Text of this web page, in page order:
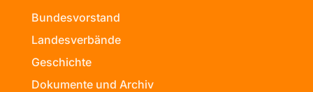
Bundesvorstand
Landesverbände
Geschichte
Dokumente und Archiv